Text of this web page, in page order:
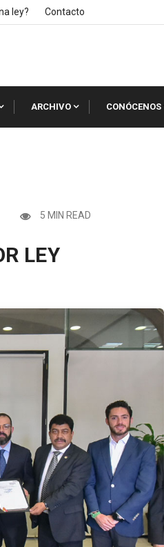
ley? Contacto
ARCHIVO CONÓCENOS
5 MIN READ
LEY